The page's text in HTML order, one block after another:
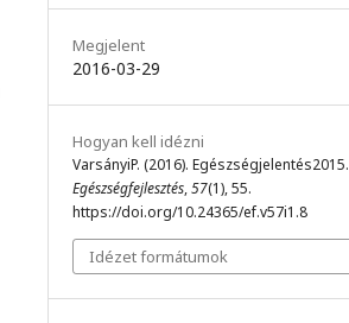
Megjelent
2016-03-29
Hogyan kell idézni
VarsányiP. (2016). Egészségjelentés2015.
Egészségfejlesztés,57(1), 55.
https://doi.org/10.24365/ef.v57i1.8
Idézet formátumok